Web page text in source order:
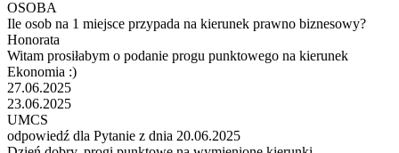
OSOBA
Ile osob na 1 miejsce przypada na kierunek prawno biznesowy?
Honorata
Witam prosiłabym o podanie progu punktowego na kierunek
Ekonomia :)
27.06.2025
23.06.2025
UMCS
odpowiedź dla Pytanie z dnia 20.06.2025